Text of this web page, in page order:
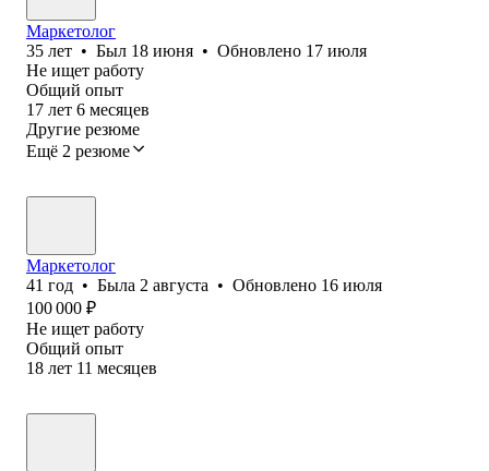
Маркетолог
35 лет • Был 18 июня • Обновлено 17 июля
Не ищет работу
Общий опыт
17 лет 6 месяцев
Другие резюме
Ещё 2 резюме
Маркетолог
41 год • Была 2 августа • Обновлено 16 июля
100 000 ₽
Не ищет работу
Общий опыт
18 лет 11 месяцев